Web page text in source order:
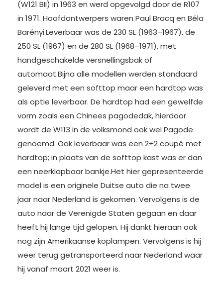
(W121 BII) in 1963 en werd opgevolgd door de R107
in 1971. Hoofdontwerpers waren Paul Bracq en Béla
Barényi.Leverbaar was de 230 SL (1963–1967), de
250 SL (1967) en de 280 SL (1968–1971), met
handgeschakelde versnellingsbak of
automaat.Bijna alle modellen werden standaard
geleverd met een softtop maar een hardtop was
als optie leverbaar. De hardtop had een gewelfde
vorm zoals een Chinees pagodedak, hierdoor
wordt de W113 in de volksmond ook wel Pagode
genoemd. Ook leverbaar was een 2+2 coupé met
hardtop; in plaats van de softtop kast was er dan
een neerklapbaar bankje.Het hier gepresenteerde
model is een originele Duitse auto die na twee
jaar naar Nederland is gekomen. Vervolgens is de
auto naar de Verenigde Staten gegaan en daar
heeft hij lange tijd gelopen. Hij dankt hieraan ook
nog zijn Amerikaanse koplampen. Vervolgens is hij
weer terug getransporteerd naar Nederland waar
hij vanaf maart 2021 weer is.